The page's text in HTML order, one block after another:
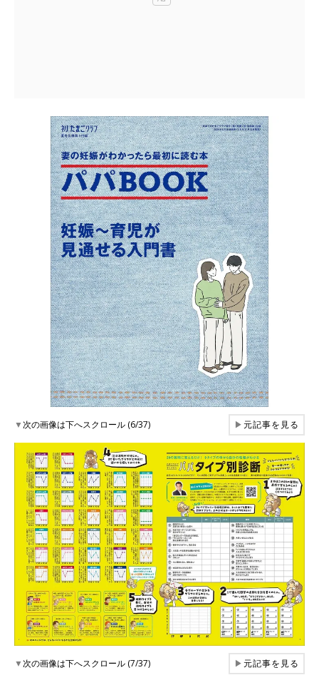
▼次の画像は下へスクロール (6/37) ▶元記事を見る
▼次の画像は下へスクロール (7/37) ▶元記事を見る